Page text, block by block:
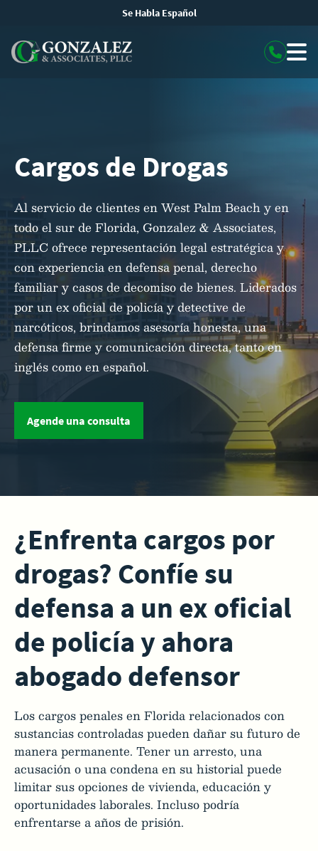
Se Habla Español
Cargos de Drogas
Al servicio de clientes en West Palm Beach y en
todo el sur de Florida, Gonzalez & Associates,
PLLC ofrece representación legal estratégica y
con experiencia en defensa penal, derecho
familiar y casos de decomiso de bienes. Liderados
por un ex oficial de policía y detective de
narcóticos, brindamos asesoría honesta, una
defensa firme y comunicación directa, tanto en
inglés como en español.
Agende una consulta
¿Enfrenta cargos por
drogas? Confíe su
defensa a un ex oficial
de policía y ahora
abogado defensor
Los cargos penales en Florida relacionados con
sustancias controladas pueden dañar su futuro de
manera permanente. Tener un arresto, una
acusación o una condena en su historial puede
limitar sus opciones de vivienda, educación y
oportunidades laborales. Incluso podría
enfrentarse a años de prisión.